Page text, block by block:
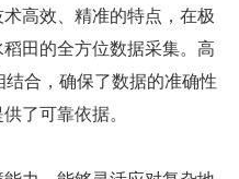
高效、精准的特点，在极
田的全方位数据采集。高
合，确保了数据的准确性
了可靠依据。